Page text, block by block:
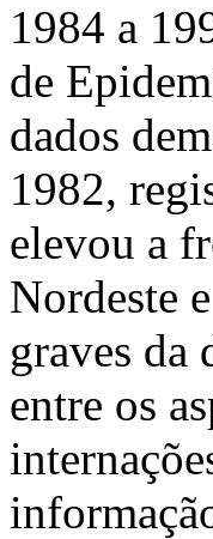
1984 a
de
dados
1982,
elevou a
Nordeste
graves da
entre os